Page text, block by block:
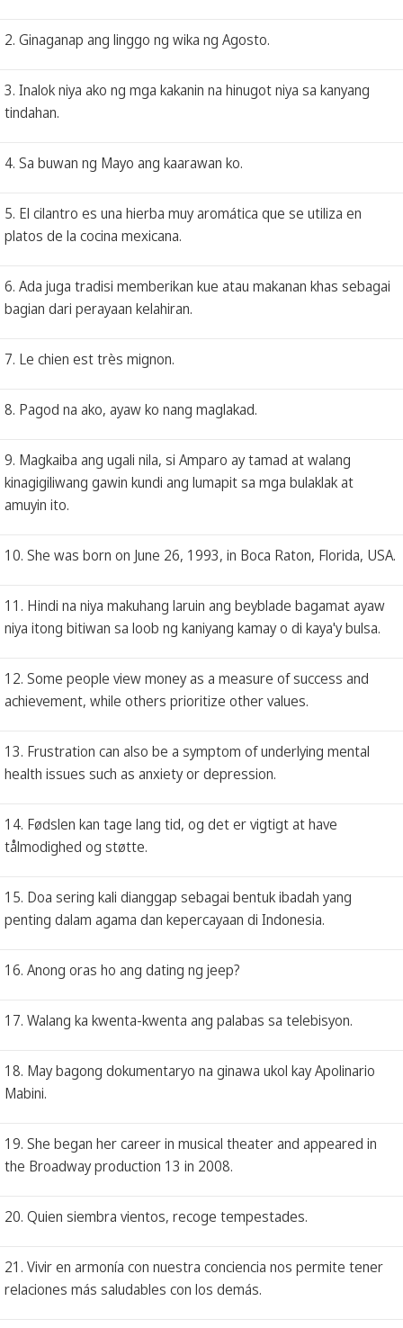
2. Ginaganap ang linggo ng wika ng Agosto.
3. Inalok niya ako ng mga kakanin na hinugot niya sa kanyang
tindahan.
4. Sa buwan ng Mayo ang kaarawan ko.
5. El cilantro es una hierba muy aromática que se utiliza en
platos de la cocina mexicana.
6. Ada juga tradisi memberikan kue atau makanan khas sebagai
bagian dari perayaan kelahiran.
7. Le chien est très mignon.
8. Pagod na ako, ayaw ko nang maglakad.
9. Magkaiba ang ugali nila, si Amparo ay tamad at walang
kinagigiliwang gawin kundi ang lumapit sa mga bulaklak at
amuyin ito.
10. She was born on June 26, 1993, in Boca Raton, Florida, USA.
11. Hindi na niya makuhang laruin ang beyblade bagamat ayaw
niya itong bitiwan sa loob ng kaniyang kamay o di kaya'y bulsa.
12. Some people view money as a measure of success and
achievement, while others prioritize other values.
13. Frustration can also be a symptom of underlying mental
health issues such as anxiety or depression.
14. Fødslen kan tage lang tid, og det er vigtigt at have
tålmodighed og støtte.
15. Doa sering kali dianggap sebagai bentuk ibadah yang
penting dalam agama dan kepercayaan di Indonesia.
16. Anong oras ho ang dating ng jeep?
17. Walang ka kwenta-kwenta ang palabas sa telebisyon.
18. May bagong dokumentaryo na ginawa ukol kay Apolinario
Mabini.
19. She began her career in musical theater and appeared in
the Broadway production 13 in 2008.
20. Quien siembra vientos, recoge tempestades.
21. Vivir en armonía con nuestra conciencia nos permite tener
relaciones más saludables con los demás.